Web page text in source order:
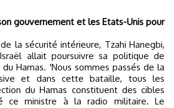
gouvernement et les Etats-Unis pour
la sécurité intérieure, Tzahi Hanegbi,
allait poursuivre sa politique de
Hamas. 'Nous sommes passés de la
et dans cette bataille, tous les
du Hamas constituent des cibles
ce ministre à la radio militaire. Le